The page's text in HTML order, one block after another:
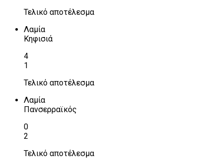
Τελικό αποτέλεσμα
Λαμία
Κηφισιά
4
1
Τελικό αποτέλεσμα
Λαμία
Πανσερραϊκός
0
2
Τελικό αποτέλεσμα